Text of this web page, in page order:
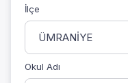
İlçe
Okul Adı